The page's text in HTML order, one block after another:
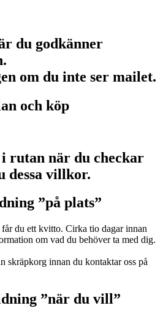
du godkänner
om du inte ser mailet.
och köp
rutan när du checkar
dessa villkor.
”på plats”
du ett kvitto. Cirka tio dagar innan
om vad du behöver ta med dig.
skräpkorg innan du kontaktar oss på
”när du vill”